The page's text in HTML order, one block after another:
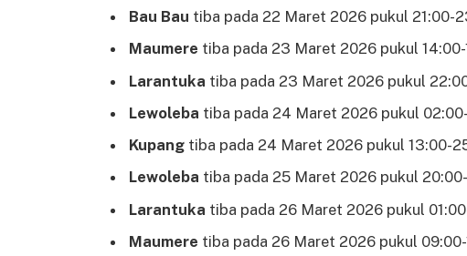
Bau Bau tiba pada 22 Maret 2026 pukul 21:00-
Maumere tiba pada 23 Maret 2026 pukul
Larantuka tiba pada 23 Maret 2026 pukul
Lewoleba tiba pada 24 Maret 2026 pukul
Kupang tiba pada 24 Maret 2026 pukul 13:00-
Lewoleba tiba pada 25 Maret 2026 pukul
Larantuka tiba pada 26 Maret 2026 pukul
Maumere tiba pada 26 Maret 2026 pukul 09:00-